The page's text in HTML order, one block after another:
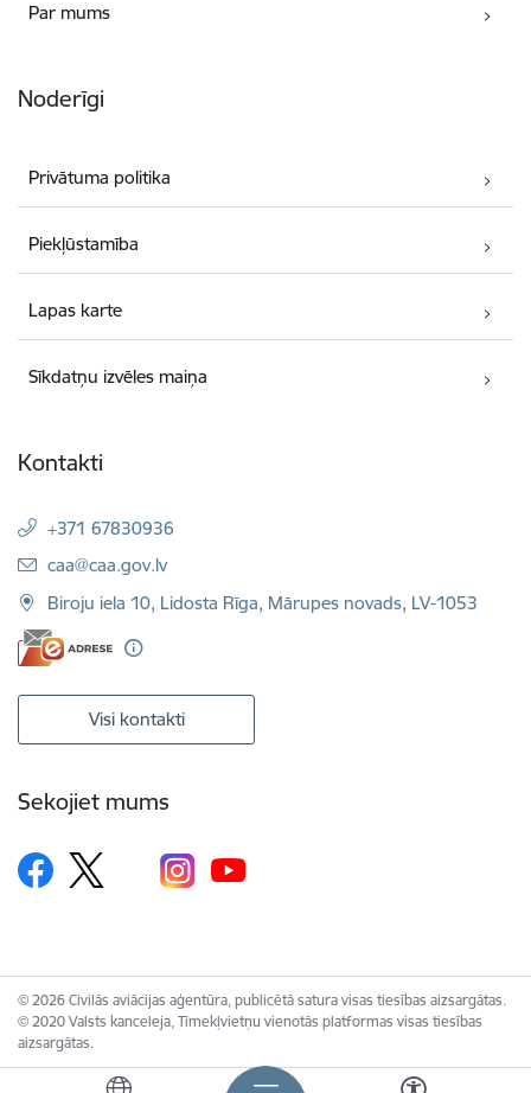
Par mums
Noderīgi
Privātuma politika
Piekļūstamība
Lapas karte
Sīkdatņu izvēles maiņa
Kontakti
+371 67830936
E-pasts:
caa@caa.gov.lv
Biroju iela 10, Lidosta Rīga, Mārupes novads, LV-1053
Visi kontakti
Sekojiet mums
© 2026 Civilās aviācijas aģentūra, publicētā satura visas tiesības aizsargātas.
© 2020 Valsts kanceleja, Tīmekļvietņu vienotās platformas visas tiesības
aizsargātas.